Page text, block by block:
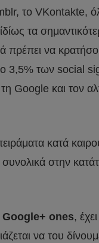
το VKontakte,
τα
πρέπει να
3,5% των social
τη Google και τον
κατά
συνολικά στην
ones,
να του